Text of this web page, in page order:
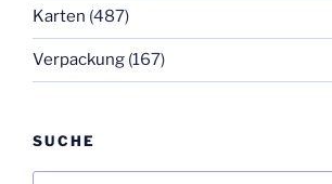
Karten (487)
Verpackung (167)
SUCHE